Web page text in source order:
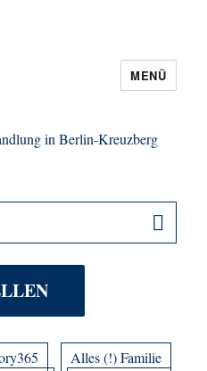
Buchhandlung in
MENÜ
Alles (!) Familie